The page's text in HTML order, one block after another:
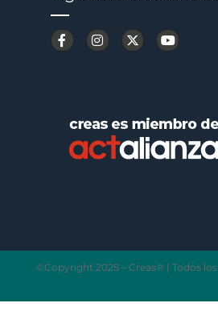
©Copyright 2025 – Creas® | Todos